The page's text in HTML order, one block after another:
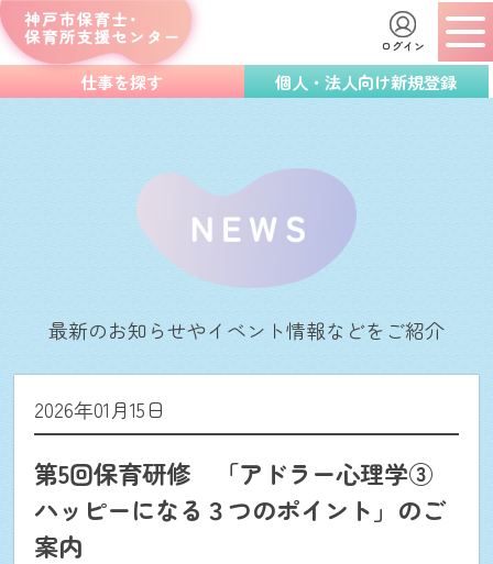
ログイン
仕事を探す 個人・法人向け新規登録
最新のお知らせやイベント情報などをご紹介
2026年01月15日
第5回保育研修 「アドラー心理学③
ハッピーになる３つのポイント」のご
案内